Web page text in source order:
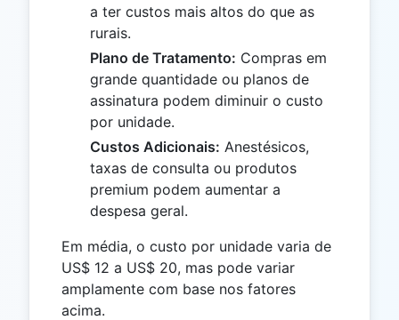
a ter custos mais altos do que as
rurais.
Plano de Tratamento: Compras em
grande quantidade ou planos de
assinatura podem diminuir o custo
por unidade.
Custos Adicionais: Anestésicos,
taxas de consulta ou produtos
premium podem aumentar a
despesa geral.
Em média, o custo por unidade varia de
US$ 12 a US$ 20, mas pode variar
amplamente com base nos fatores
acima.